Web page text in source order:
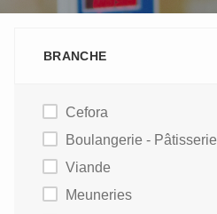
BRANCHE
Cefora
Boulangerie - Pâtisserie
Viande
Meuneries